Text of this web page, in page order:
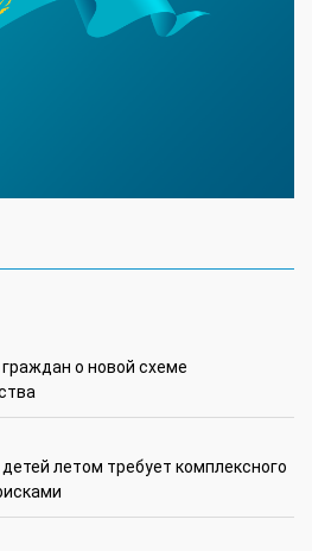
о новой схеме
летом требует комплексного